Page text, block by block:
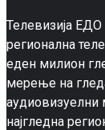
Телевизија ЕДО
регионална
еден милион
мерење на
аудиовизуелни
најгледна